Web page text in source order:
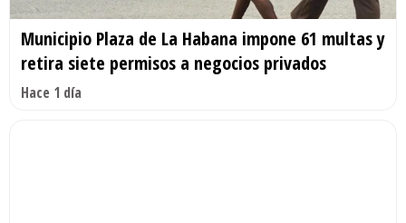
Municipio Plaza de La Habana impone 61 multas y
retira siete permisos a negocios privados
Hace 1 día